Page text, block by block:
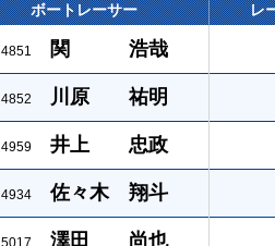
ボートレーサー レ
4851 関 浩哉
4852 川原 祐明
4959 井上 忠政
4934 佐々木 翔斗
5017 澤田 尚也